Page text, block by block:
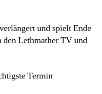
und spielt Ende
Lethmather TV und
Termin